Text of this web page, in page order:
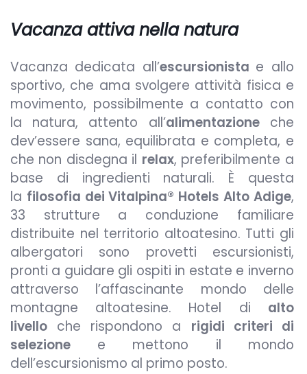
Vacanza attiva nella natura
Vacanza dedicata all’escursionista e allo
sportivo, che ama svolgere attività fisica e
movimento, possibilmente a contatto con
la natura, attento all’alimentazioneche
dev’essere sana, equilibrata e completa, e
che non disdegna il relax, preferibilmente a
base di ingredienti naturali. È questa
la filosofia dei Vitalpina® Hotels Alto Adige,
33 strutture a conduzione familiare
distribuite nel territorio altoatesino. Tutti gli
albergatori sono provetti escursionisti,
pronti a guidare gli ospiti in estate e inverno
attraverso l’affascinante mondo delle
montagne altoatesine. Hotel di alto
livello che rispondono a rigidi criteri di
selezione e mettono il mondo
dell’escursionismo al primo posto.